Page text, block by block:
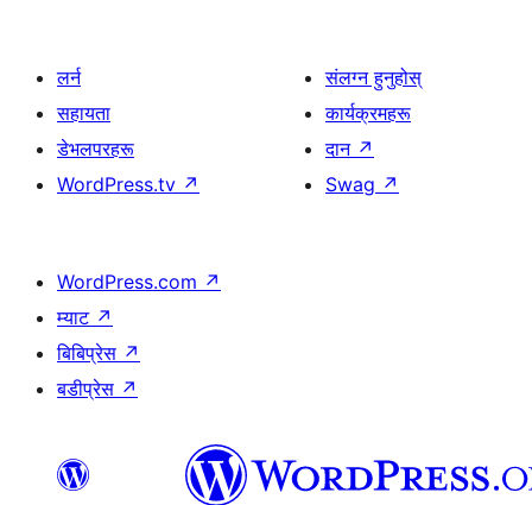
लर्न
सहायता
डेभलपरहरू
WordPress.tv ↗
संलग्न हुनुहोस्
कार्यक्रमहरू
दान ↗
Swag ↗
WordPress.com ↗
म्याट ↗
बिबिप्रेस ↗
बडीप्रेस ↗